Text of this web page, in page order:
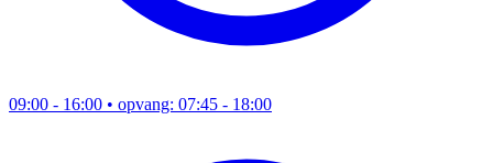
09:00 - 16:00 • opvang: 07:45 - 18:00